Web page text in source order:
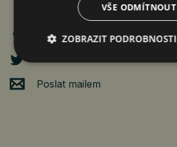
Poslat mailem
VŠE ODMÍTNOUT
ZOBRAZIT PODROBNOSTI